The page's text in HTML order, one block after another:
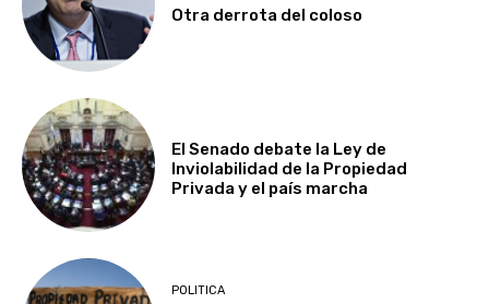
Otra derrota del coloso
El Senado debate la Ley de
Inviolabilidad de la Propiedad
Privada y el país marcha
POLITICA